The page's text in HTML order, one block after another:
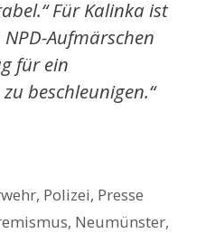
Für Kalinka ist
Aufmärschen
für ein
beschleunigen.“
Polizei, Presse
, Neumünster,